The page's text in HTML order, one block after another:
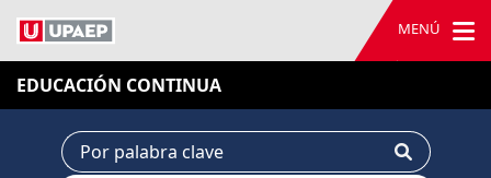
MENÚ
EDUCACIÓN CONTINUA